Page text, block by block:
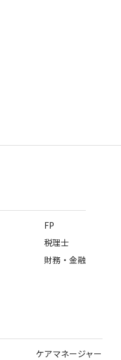
FP
税理士
財務・金融
ケアマネージャー